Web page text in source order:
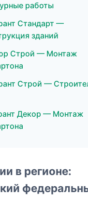
работы
Стандарт —
зданий
Строй — Монтаж
Строй —
Декор — Монтаж
в регионе: